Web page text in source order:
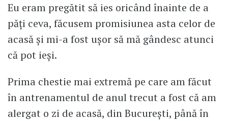
Eu eram pregătit să ies oricând înainte de a
păți ceva, făcusem promisiunea asta celor de
acasă și mi-a fost ușor să mă gândesc atunci
că pot ieși.
Prima chestie mai extremă pe care am făcut
în antrenamentul de anul trecut a fost că am
alergat o zi de acasă, din București, până în